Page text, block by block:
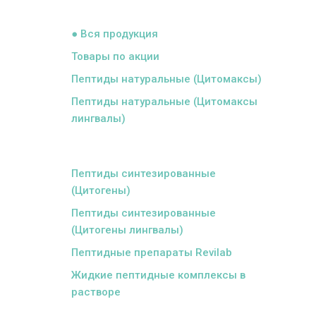
● Вся продукция
Товары по акции
Пептиды натуральные (Цитомаксы)
Пептиды натуральные (Цитомаксы
лингвалы)
Пептиды синтезированные
(Цитогены)
Пептиды синтезированные
(Цитогены лингвалы)
Пептидные препараты Revilab
Жидкие пептидные комплексы в
растворе